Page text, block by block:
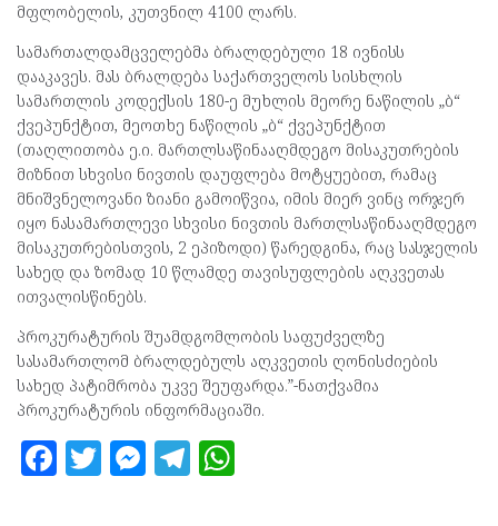
მფლობელის, კუთვნილ 4100 ლარს.
სამართალდამცველებმა ბრალდებული 18 ივნისს
დააკავეს. მას ბრალდება საქართველოს სისხლის
სამართლის კოდექსის 180-ე მუხლის მეორე ნაწილის „ბ“
ქვეპუნქტით, მეოთხე ნაწილის „ბ“ ქვეპუნქტით
(თაღლითობა ე.ი. მართლსაწინააღმდეგო მისაკუთრების
მიზნით სხვისი ნივთის დაუფლება მოტყუებით, რამაც
მნიშვნელოვანი ზიანი გამოიწვია, იმის მიერ ვინც ორჯერ
იყო ნასამართლევი სხვისი ნივთის მართლსაწინააღმდეგო
მისაკუთრებისთვის, 2 ეპიზოდი) წარედგინა, რაც სასჯელის
სახედ და ზომად 10 წლამდე თავისუფლების აღკვეთას
ითვალისწინებს.
პროკურატურის შუამდგომლობის საფუძველზე
სასამართლომ ბრალდებულს აღკვეთის ღონისძიების
სახედ პატიმრობა უკვე შეუფარდა.”-ნათქვამია
პროკურატურის ინფორმაციაში.
F T M T